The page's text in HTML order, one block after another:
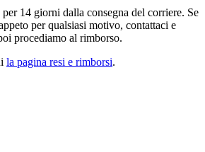
14 giorni dalla consegna del corriere. Se
per qualsiasi motivo, contattaci e
procediamo al rimborso.
la pagina resi e rimborsi.